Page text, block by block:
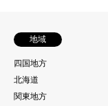
地域
四国地方
北海道
関東地方